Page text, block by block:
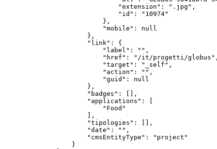
                "extension": ".jpg",
                "id": "10974"
            },
            "mobile": null
        },
        "link": {
            "label": "",
"href": "/it/progetti/
            "target": "_self",
            "action": "",
            "guid": null
        },
        "badges": [],
        "applications": [
            "Food"
        ],
        "tipologies": [],
        "date": "",
        "cmsEntityType": "project"
    }